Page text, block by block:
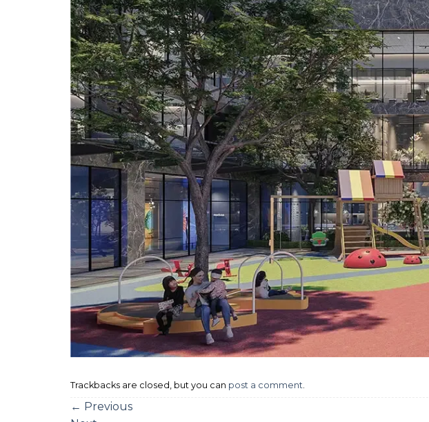
Trackbacks are closed, but you can post a comment
← Previous